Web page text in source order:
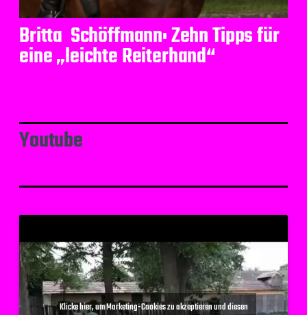
Britta Schöffmann: Zehn Tipps für
eine „leichte Reiterhand“
Youtube
Klicke hier, um Marketing-Cookies zu akzeptieren und diesen